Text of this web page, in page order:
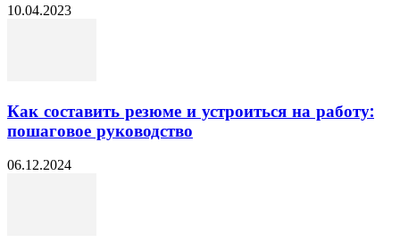
10.04.2023
Как составить резюме и устроиться на работу:
пошаговое руководство
06.12.2024